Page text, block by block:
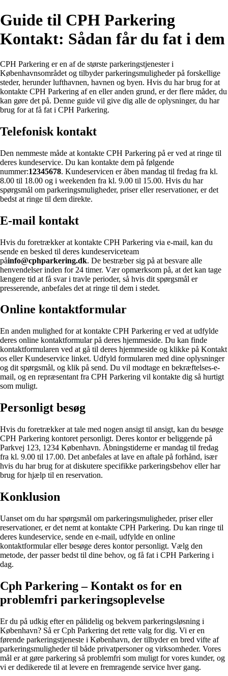
Guide til CPH Parkering
Kontakt: Sådan får du fat i dem
CPH Parkering er en af ​​de største parkeringstjenester i
Københavnsområdet og tilbyder parkeringsmuligheder på forskellige
steder, herunder lufthavnen, havnen og byen. Hvis du har brug for at
kontakte CPH Parkering af en eller anden grund, er der flere måder, du
kan gøre det på. Denne guide vil give dig alle de oplysninger, du har
brug for at få fat i CPH Parkering.
Telefonisk kontakt
Den nemmeste måde at kontakte CPH Parkering på er ved at ringe til
deres kundeservice. Du kan kontakte dem på følgende
nummer:12345678. Kundeservicen er åben mandag til fredag ​​fra kl.
8.00 til 18.00 og i weekenden fra kl. 9.00 til 15.00. Hvis du har
spørgsmål om parkeringsmuligheder, priser eller reservationer, er det
bedst at ringe til dem direkte.
E-mail kontakt
Hvis du foretrækker at kontakte CPH Parkering via e-mail, kan du
sende en besked til deres kundeserviceteam
påinfo@cphparkering.dk. De bestræber sig på at besvare alle
henvendelser inden for 24 timer. Vær opmærksom på, at det kan tage
længere tid at få svar i travle perioder, så hvis dit spørgsmål er
presserende, anbefales det at ringe til dem i stedet.
Online kontaktformular
En anden mulighed for at kontakte CPH Parkering er ved at udfylde
deres online kontaktformular på deres hjemmeside. Du kan finde
kontaktformularen ved at gå til deres hjemmeside og klikke på Kontakt
os eller Kundeservice linket. Udfyld formularen med dine oplysninger
og dit spørgsmål, og klik på send. Du vil modtage en bekræftelses-e-
mail, og en repræsentant fra CPH Parkering vil kontakte dig så hurtigt
som muligt.
Personligt besøg
Hvis du foretrækker at tale med nogen ansigt til ansigt, kan du besøge
CPH Parkering kontoret personligt. Deres kontor er beliggende på
Parkvej 123, 1234 København. Åbningstiderne er mandag til fredag ​​
fra kl. 9.00 til 17.00. Det anbefales at lave en aftale på forhånd, især
hvis du har brug for at diskutere specifikke parkeringsbehov eller har
brug for hjælp til en reservation.
Konklusion
Uanset om du har spørgsmål om parkeringsmuligheder, priser eller
reservationer, er det nemt at kontakte CPH Parkering. Du kan ringe til
deres kundeservice, sende en e-mail, udfylde en online
kontaktformular eller besøge deres kontor personligt. Vælg den
metode, der passer bedst til dine behov, og få fat i CPH Parkering i
dag.
Cph Parkering – Kontakt os for en
problemfri parkeringsoplevelse
Er du på udkig efter en pålidelig og bekvem parkeringsløsning i
København? Så er Cph Parkering det rette valg for dig. Vi er en
førende parkeringstjeneste i København, der tilbyder en bred vifte af
parkeringsmuligheder til både privatpersoner og virksomheder. Vores
mål er at gøre parkering så problemfri som muligt for vores kunder, og
vi er dedikerede til at levere en fremragende service hver gang.